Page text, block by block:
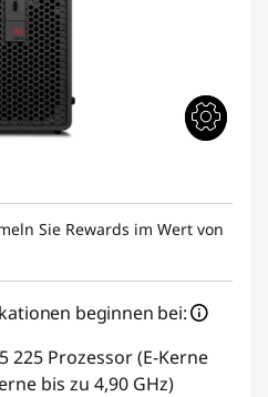
Sie Rewards im Wert von
beginnen bei:
Prozessor (E-Kerne
bis zu 4,90 GHz)